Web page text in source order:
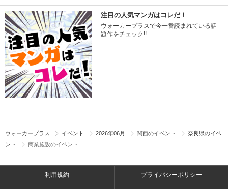
注目の人気マンガはコレだ！
ウォーカープラスで今一番読まれている話
題作をチェック!!
ウォーカープラス イベント 2026年06月 関西のイベント
奈良県のイベ
ント
商業施設のイベント
利用規約 プライバシーポリシー